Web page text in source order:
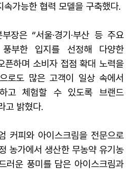
가능한 협력 모델을 구축했다.
장은 “서울·경기·부산 등 주요
부한 입지를 선정해 다양한
픈하며 소비자 접점 확대 노력을
로도 많은 고객이 일상 속에서
고 체험할 수 있도록 브랜드
고 밝혔다.
커피와 아이스크림을 전문으로
농가에서 생산한 무농약 유기농
러운 풍미를 담은 아이스크림과